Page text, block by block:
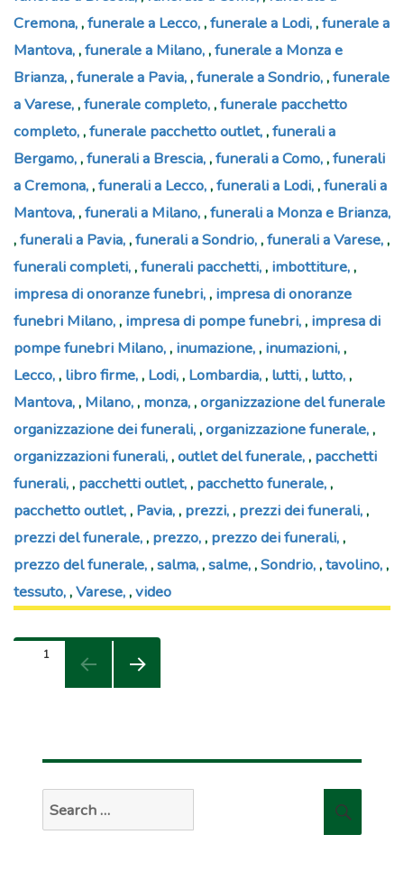
Cremona ,funerale a Lecco ,funerale a Lodi ,funerale a
Mantova ,funerale a Milano ,funerale a Monza e
Brianza ,funerale a Pavia ,funerale a Sondrio ,funerale
a Varese ,funerale completo ,funerale pacchetto
completo ,funerale pacchetto outlet ,funerali a
Bergamo ,funerali a Brescia ,funerali a Como ,funerali
a Cremona ,funerali a Lecco ,funerali a Lodi ,funerali a
Mantova ,funerali a Milano ,funerali a Monza e Brianza
,funerali a Pavia ,funerali a Sondrio ,funerali a Varese ,
funerali completi ,funerali pacchetti , imbottiture ,
impresa di onoranze funebri , impresa di onoranze
funebri Milano , impresa di pompe funebri , impresa di
pompe funebri Milano , inumazione , inumazioni ,
Lecco , libro firme , Lodi , Lombardia , lutti , lutto ,
Mantova , Milano , monza ,organizzazione del funerale
organizzazione dei funerali ,organizzazione funerale ,
organizzazioni funerali ,outlet del funerale , pacchetti
funerali , pacchetti outlet , pacchetto funerale ,
pacchetto outlet , Pavia , prezzi , prezzi dei funerali ,
prezzi del funerale , prezzo , prezzo dei funerali ,
prezzo del funerale ,salma ,salme ,Sondrio ,tavolino ,
tessuto ,Varese ,video
Paginazione
degli
1
for: